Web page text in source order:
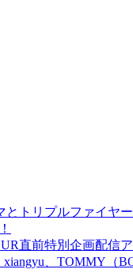
トリプルファイヤ
直前特別企画配信
、TOMMY（